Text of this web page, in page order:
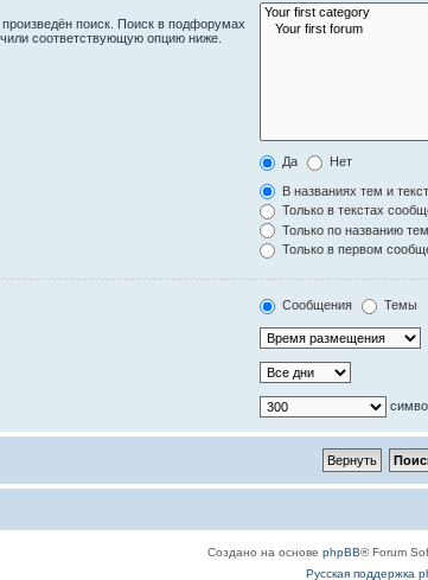
поиск. Поиск в подфорумах
соответствующую опцию ниже.
Да Нет
В названиях тем и
Только в текстах
Только по названию
Только в первом
Сообщения Темы
Создано на основе phpBB® Forum
Русская поддержка